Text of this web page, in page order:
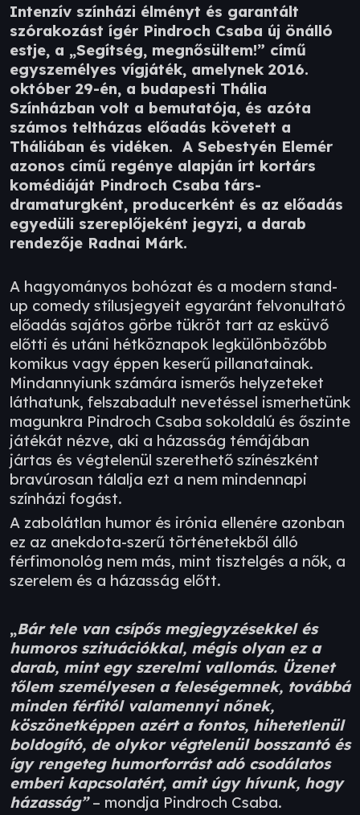
Intenzív színházi élményt és garantált
szórakozást ígér Pindroch Csaba új önálló
estje, a „Segítség, megnősültem!” című
egyszemélyes vígjáték, amelynek 2016.
október 29-én, a budapesti Thália
Színházban volt a bemutatója, és azóta
számos teltházas előadás követett a
Tháliában és vidéken. A Sebestyén Elemér
azonos című regénye alapján írt kortárs
komédiáját Pindroch Csaba társ-
dramaturgként, producerként és az előadás
egyedüli szereplőjeként jegyzi, a darab
rendezője Radnai Márk.
A hagyományos bohózat és a modern stand-
up comedy stílusjegyeit egyaránt felvonultató
előadás sajátos görbe tükröt tart az esküvő
előtti és utáni hétköznapok legkülönbözőbb
komikus vagy éppen keserű pillanatainak.
Mindannyiunk számára ismerős helyzeteket
láthatunk, felszabadult nevetéssel ismerhetünk
magunkra Pindroch Csaba sokoldalú és őszinte
játékát nézve, aki a házasság témájában
jártas és végtelenül szerethető színészként
bravúrosan tálalja ezt a nem mindennapi
színházi fogást.
A zabolátlan humor és irónia ellenére azonban
ez az anekdota-szerű történetekből álló
férfimonológ nem más, mint tisztelgés a nők, a
szerelem és a házasság előtt.
„Bár tele van csípős megjegyzésekkel és
humoros szituációkkal, mégis olyan ez a
darab, mint egy szerelmi vallomás. Üzenet
tőlem személyesen a feleségemnek, továbbá
minden férfitól valamennyi nőnek,
köszönetképpen azért a fontos, hihetetlenül
boldogító, de olykor végtelenül bosszantó és
így rengeteg humorforrást adó csodálatos
emberi kapcsolatért, amit úgy hívunk, hogy
házasság”– mondja Pindroch Csaba.